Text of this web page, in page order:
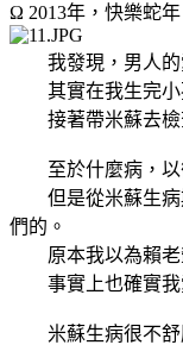
Ω 2013年，快樂蛇
我發現，男人的
其實在我生完小
接著帶米蘇去檢
至於什麼病，以
但是從米蘇生病
們的。
原本我以為賴老
事實上也確實我
米蘇生病很不舒